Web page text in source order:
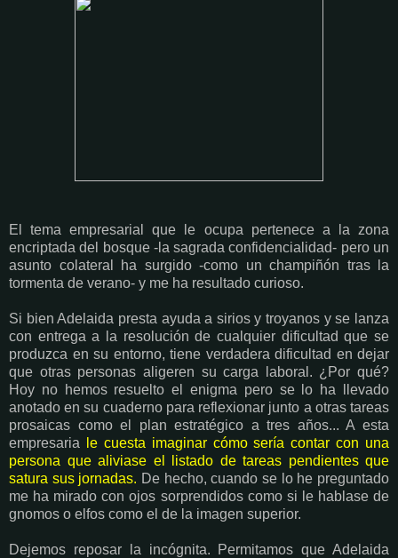
El tema empresarial que le ocupa pertenece a la zona
encriptada del bosque -la sagrada confidencialidad- pero un
asunto colateral ha surgido -como un champiñón tras la
tormenta de verano- y me ha resultado curioso.
Si bien Adelaida presta ayuda a sirios y troyanos y se lanza
con entrega a la resolución de cualquier dificultad que se
produzca en su entorno, tiene verdadera dificultad en dejar
que otras personas aligeren su carga laboral. ¿Por qué?
Hoy no hemos resuelto el enigma pero se lo ha llevado
anotado en su cuaderno para reflexionar junto a otras tareas
prosaicas como el plan estratégico a tres años... A esta
empresaria le cuesta imaginar cómo sería contar con una
persona que aliviase el listado de tareas pendientes que
satura sus jornadas. De hecho, cuando se lo he preguntado
me ha mirado con ojos sorprendidos como si le hablase de
gnomos o elfos como el de la imagen superior.
Dejemos reposar la incógnita. Permitamos que Adelaida